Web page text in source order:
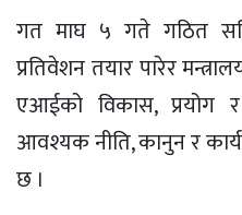
गत माघ ५ गते गठित
प्रतिवेशन तयार पारेर
एआईको विकास, प्रयोग
आवश्यक नीति, कानुन र
छ ।